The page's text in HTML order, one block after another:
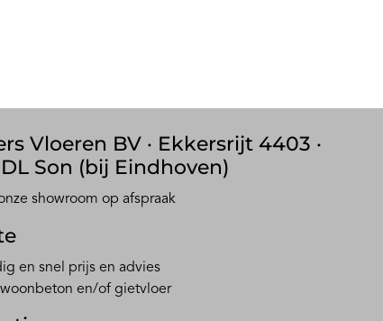
Vloeren BV · Ekkersrijt 4403 ·
Son (bij Eindhoven)
showroom op afspraak
en snel prijs en advies
en/of gietvloer